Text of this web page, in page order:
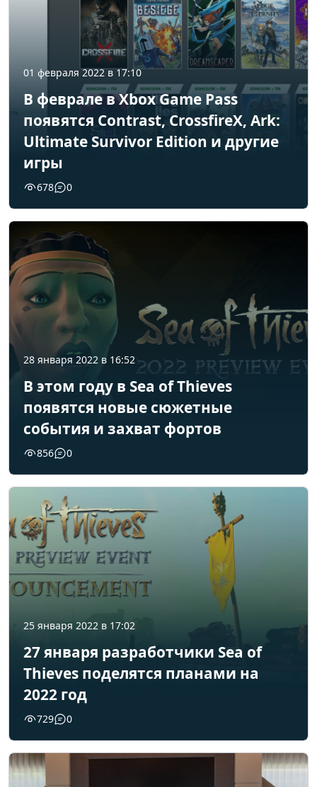
01 февраля 2022 в 17:10
В феврале в Xbox Game Pass
появятся Contrast, CrossfireX, Ark:
Ultimate Survivor Edition и другие
игры
678 0
28 января 2022 в 16:52
В этом году в Sea of Thieves
появятся новые сюжетные
события и захват фортов
856 0
25 января 2022 в 17:02
27 января разработчики Sea of
Thieves поделятся планами на
2022 год
729 0